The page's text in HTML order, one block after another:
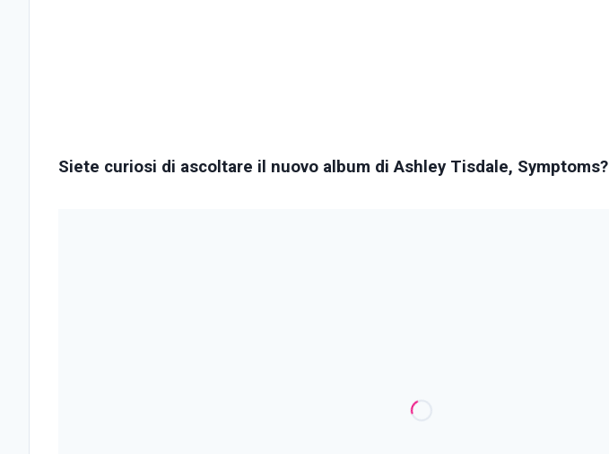
Siete curiosi di ascoltare il nuovo album di Ashley Tisdale, Symptoms?